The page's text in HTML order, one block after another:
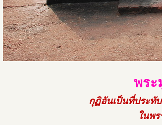
พร
กุฏิอันเป็นที่ประทั
ในพ